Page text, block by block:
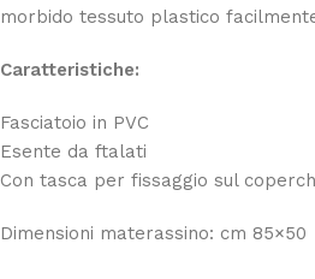
morbido tessuto plastico
Caratteristiche:
Fasciatoio in PVC
Esente da ftalati
Con tasca per fissaggio sul
Dimensioni materassino: cm 85×50